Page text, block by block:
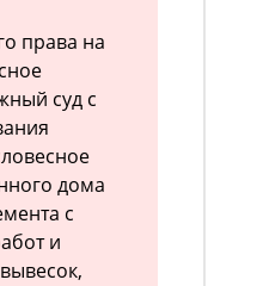
права на
суд с
дома
с
и